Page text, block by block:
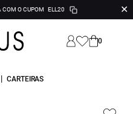
COM O CUPOM ELL20 ✕
0
| CARTEIRAS